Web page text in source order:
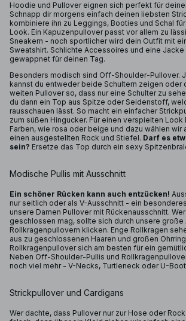
Hoodie und Pullover eignen sich perfekt für
Schnapp dir morgens einfach deinen liebsten
kombiniere ihn zu Leggings, Booties und Schal
Look. Ein Kapuzenpullover passt vor allem zu
Sneakern - noch sportlicher wird dein Outfit mit
Sweatshirt. Schlichte Accessoires und eine
gewappnet für deinen Tag.
Besonders modisch sind Off-Shoulder-Pullover.
kannst du entweder beide Schultern zeigen oder
weiten Pullover so, dass nur eine Schulter zu
du dann ein Top aus Spitze oder Seidenstoff,
rausschauen lässt. So macht ein einfacher
zum süßen Hingucker. Für einen verspielten Look
Farben, wie rosa oder beige und dazu wählen wir
einen ausgestellten Rock und Stiefel. Darf es
sein? Ersetze das Top durch ein sexy
Modische Pullis mit Ausschnitt
Ein schöner Rücken kann auch entzücken!
nur seitlich oder als V-Ausschnitt - ein
unsere Damen Pullover mit Rückenausschnitt.
geschlossen mag, sollte sich durch unsere große
Rollkragenpullovern klicken. Enge Rollkragen
aus zu geschlossenen Haaren und großen
Rollkragenpullover sich am besten für ein
Neben Off-Shoulder-Pullis und
noch viel mehr - V-Necks, Turtleneck oder U-
Strickpullover und Cardigans
Wer dachte, dass Pullover nur zur Hose oder